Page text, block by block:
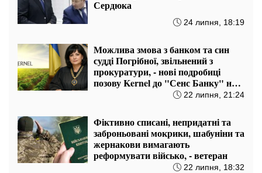
Сердюка
24 липня, 18:19
Можлива змова з банком та син
судді Погрібної, звільнений з
прокуратури, - нові подробиці
позову Kernel до "Сенс Банку" на
22 липня, 21:24
Фіктивно списані, непридатні та
заброньовані мокрики, шабуніни та
жернакови вимагають
реформувати військо, - ветеран
22 липня, 18:32